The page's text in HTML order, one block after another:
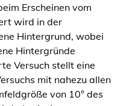
Erscheinen vom
wird in der
Hintergrund, wobei
Hintergründe
Versuch stellt eine
mit nahezu allen
von 10° des